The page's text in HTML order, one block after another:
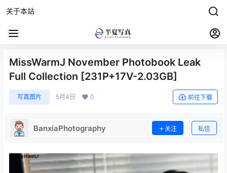
关于本站
MissWarmJ November Photobook Leak
Full Collection [231P+17V-2.03GB]
写真图片 5月4日 0 前往下载
BanxiaPhotography 关注 私信